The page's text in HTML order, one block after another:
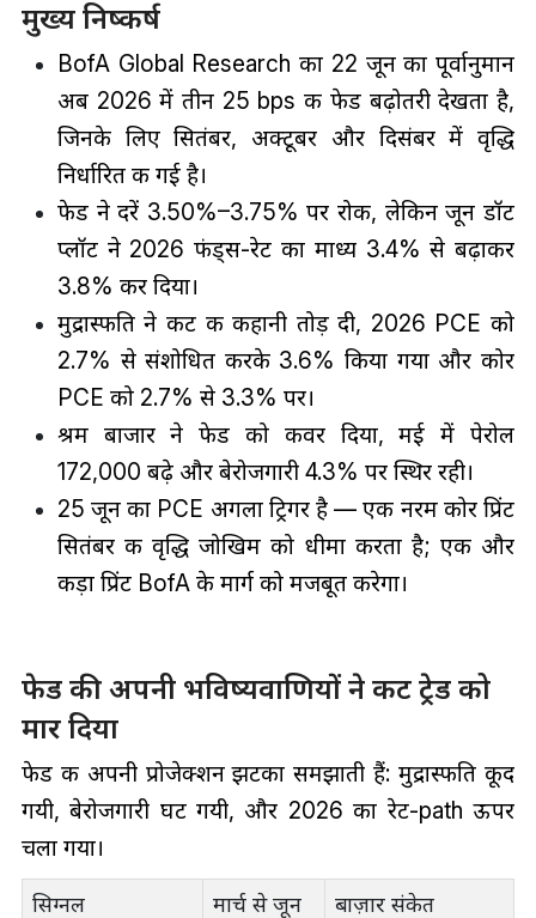
मुख्य निष्कर्ष
BofA Global Research का 22 जून का पूर्वानुमान
अब 2026 में तीन 25 bps की फेड बढ़ोतरी देखता है,
जिनके लिए सितंबर, अक्टूबर और दिसंबर में वृद्धि
निर्धारित की गई है।
फेड ने दरें 3.50%–3.75% पर रोकी, लेकिन जून डॉट
प्लॉट ने 2026 फंड्स-रेट का माध्य 3.4% से बढ़ाकर
3.8% कर दिया।
मुद्रास्फीति ने कट की कहानी तोड़ दी, 2026 PCE को
2.7% से संशोधित करके 3.6% किया गया और कोर
PCE को 2.7% से 3.3% पर।
श्रम बाजार ने फेड को कवर दिया, मई में पेरोल
172,000 बढ़े और बेरोजगारी 4.3% पर स्थिर रही।
25 जून का PCE अगला ट्रिगर है — एक नरम कोर प्रिंट
सितंबर की वृद्धि जोखिम को धीमा करता है; एक और
कड़ा प्रिंट BofA के मार्ग को मजबूत करेगा।
फेड की अपनी भविष्यवाणियों ने कट ट्रेड को
मार दिया
फेड की अपनी प्रोजेक्शन झटका समझाती हैं: मुद्रास्फीति कूद
गयी, बेरोजगारी घट गयी, और 2026 का रेट-path ऊपर
चला गया।
सिग्नल
मार्च से जून
बाज़ार संकेत